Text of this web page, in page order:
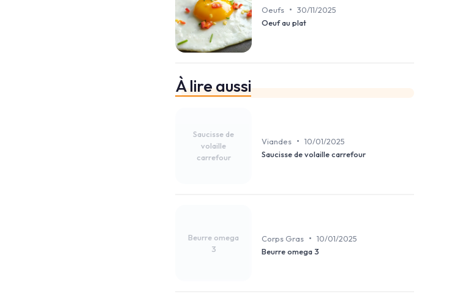
Oeufs • 30/11/2025
Oeuf au plat
À lire aussi
Saucisse de
volaille
carrefour
Viandes • 10/01/2025
Saucisse de volaille carrefour
Beurre omega
3
Corps Gras • 10/01/2025
Beurre omega 3